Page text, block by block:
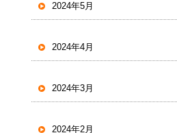
2024年5月
2024年4月
2024年3月
2024年2月